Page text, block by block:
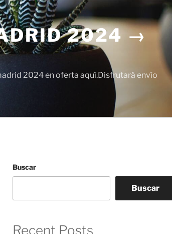
2024 →
2024 en oferta aquí.Disfrutará envío
Buscar
Buscar
Recent Posts